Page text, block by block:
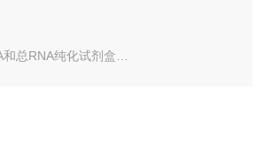
总RNA纯化试剂盒